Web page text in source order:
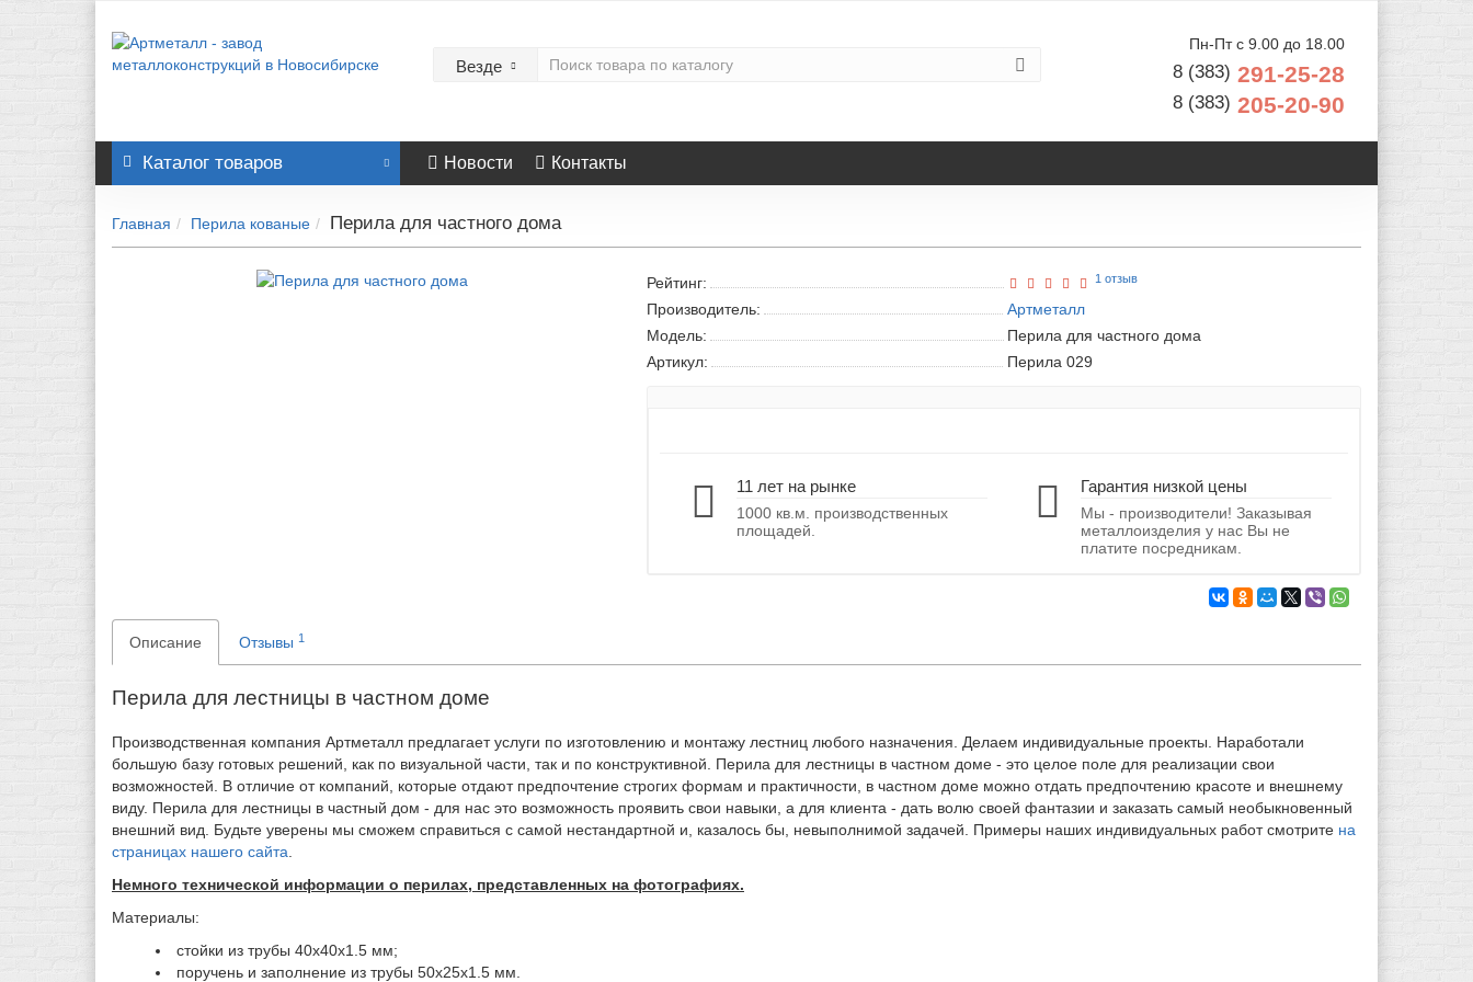
Везде
Пн-Пт с 9.00 до 18.00
8 (383) 291-25-28
8 (383) 205-20-90
Каталог товаров Новости Контакты
Главная Перила кованые Перила для частного дома
Рейтинг: 1 отзыв
Производитель:
Артметалл
Модель:
Перила для частного дома
Артикул:
Перила 029
11 лет на рынке
1000 кв.м. производственных
площадей.
Гарантия низкой цены
Мы - производители! Заказывая
металлоизделия у нас Вы не
платите посредникам.
Описание Отзывы 1
Перила для лестницы в частном доме
Производственная компания Артметалл предлагает услуги по изготовлению и монтажу лестниц любого назначения. Делаем индивидуальные проекты. Наработали
большую базу готовых решений, как по визуальной части, так и по конструктивной. Перила для лестницы в частном доме - это целое поле для реализации свои
возможностей. В отличие от компаний, которые отдают предпочтение строгих формам и практичности, в частном доме можно отдать предпочтению красоте и внешнему
виду. Перила для лестницы в частный дом - для нас это возможность проявить свои навыки, а для клиента - дать волю своей фантазии и заказать самый необыкновенный
внешний вид. Будьте уверены мы сможем справиться с самой нестандартной и, казалось бы, невыполнимой задачей. Примеры наших индивидуальных работ смотрите на
страницах нашего сайта
Немного технической информации о перилах, представленных на фотографиях.
Материалы:
стойки из трубы 40х40х1.5 мм;
поручень и заполнение из трубы 50х25х1.5 мм.